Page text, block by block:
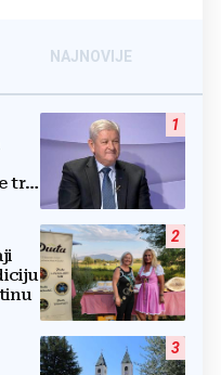
NAJNOVIJE
1
tri
2
3